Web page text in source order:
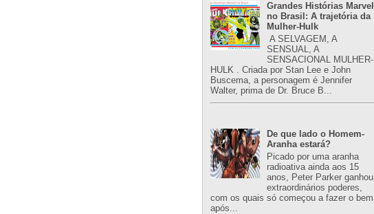
Grandes Histórias Marvel
no Brasil: A trajetória da
Mulher-Hulk
A SELVAGEM, A
SENSUAL, A
SENSACIONAL MULHER-
HULK . Criada por Stan Lee e John
Buscema, a personagem é Jennifer
Walter, prima de Dr. Bruce B...
De que lado o Homem-
Aranha estará?
Picado por uma aranha
radioativa ainda aos 15
anos, Peter Parker ganhou
extraordinários poderes,
com os quais só começou a fazer o bem
após...